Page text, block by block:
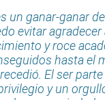
un ganar-ganar
evitar
y roce
hasta el
El ser
y un